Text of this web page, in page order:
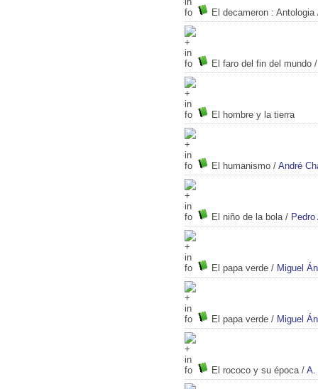
El decameron : Antologia
El faro del fin del mundo
El hombre y la tierra
El humanismo / André
El niño de la bola / Pedro
El papa verde / Miguel
El papa verde / Miguel
El rococo y su época / A.